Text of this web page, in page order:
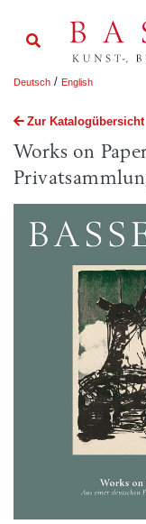
Deutsch / English
Zur Katalogübersicht
Works on